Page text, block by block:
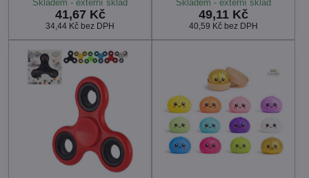
Skladem - externí sklad
41,67 Kč
34,44 Kč bez DPH
Skladem - externí sklad
49,11 Kč
40,59 Kč bez DPH